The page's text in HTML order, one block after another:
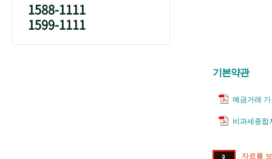
1588-1111
1599-1111
기본약관
예금거래
비과세종합
자료를